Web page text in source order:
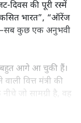
की पूरी रस्में
भारत”, “ऑरेंज
कुछ एक अनुभवी
बहुत आगे आ चुकी हैं।
वित्त मंत्री की
जो सामग्री है, वह